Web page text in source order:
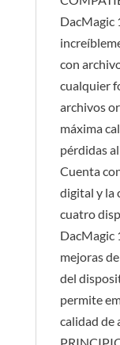
DacMagic
con
cualquier
archivos
máxima
pérdidas
Cuenta
digital y la
cuatro
DacMagic
mejoras
del
permite
calidad de